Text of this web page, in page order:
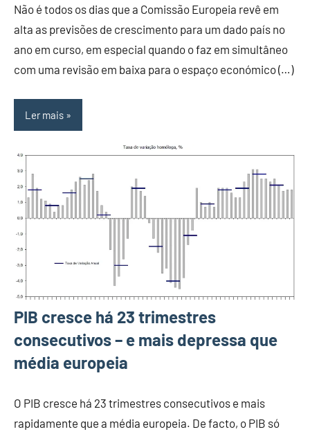
Não é todos os dias que a Comissão Europeia revê em
alta as previsões de crescimento para um dado país no
ano em curso, em especial quando o faz em simultâneo
com uma revisão em baixa para o espaço económico (…)
Ler mais
PIB cresce há 23 trimestres
consecutivos – e mais depressa que
média europeia
O PIB cresce há 23 trimestres consecutivos e mais
rapidamente que a média europeia. De facto, o PIB só